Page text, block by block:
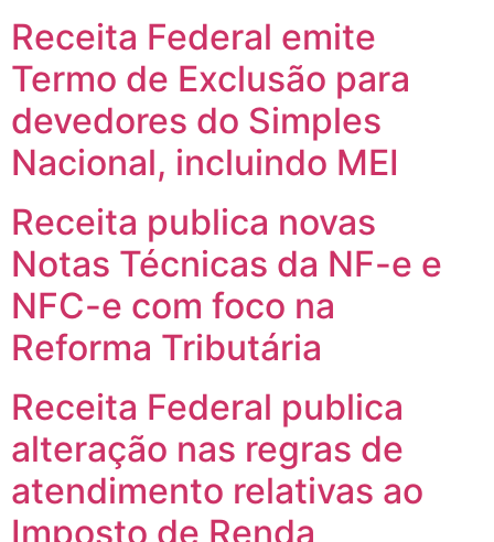
Receita Federal emite
Termo de Exclusão para
devedores do Simples
Nacional, incluindo MEI
Receita publica novas
Notas Técnicas da NF-e e
NFC-e com foco na
Reforma Tributária
Receita Federal publica
alteração nas regras de
atendimento relativas ao
Imposto de Renda